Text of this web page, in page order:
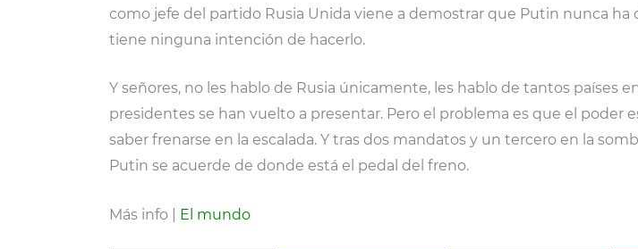
como jefe del partido Rusia Unida viene a demostrar que Putin nunca ha
tiene ninguna intención de hacerlo.
Y señores, no les hablo de Rusia únicamente, les hablo de tantos países
presidentes se han vuelto a presentar. Pero el problema es que el poder
saber frenarse en la escalada. Y tras dos mandatos y un tercero en la
Putin se acuerde de donde está el pedal del freno.
Más info | El mundo